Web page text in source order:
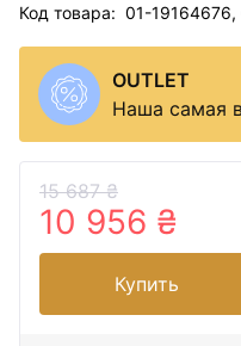
Код товара: 01-19164676,
OUTLET
Наша самая
15 687 ₴
10 956 ₴
Купить